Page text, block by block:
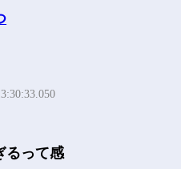
るって感